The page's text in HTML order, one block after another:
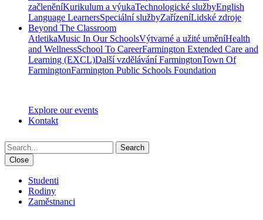
začleněníKurikulum a výukaTechnologické službyEnglish
Language LearnersSpeciální službyZařízeníLidské zdroje
Beyond The Classroom
AtletikaMusic In Our SchoolsVýtvarné a užité uměníHealth
and WellnessSchool To CareerFarmington Extended Care and
Learning (EXCL)Další vzdělávání FarmingtonTown Of
FarmingtonFarmington Public Schools Foundation
Explore our events
Kontakt
Search
Close
Studenti
Rodiny
Zaměstnanci